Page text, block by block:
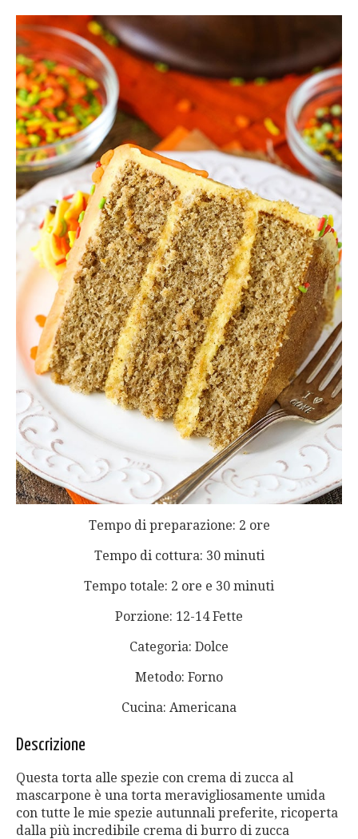
Tempo di preparazione: 2 ore
Tempo di cottura: 30 minuti
Tempo totale: 2 ore e 30 minuti
Porzione: 12-14 Fette
Categoria: Dolce
Metodo: Forno
Cucina: Americana
Descrizione
Questa torta alle spezie con crema di zucca al
mascarpone è una torta meravigliosamente umida
con tutte le mie spezie autunnali preferite, ricoperta
dalla più incredibile crema di burro di zucca